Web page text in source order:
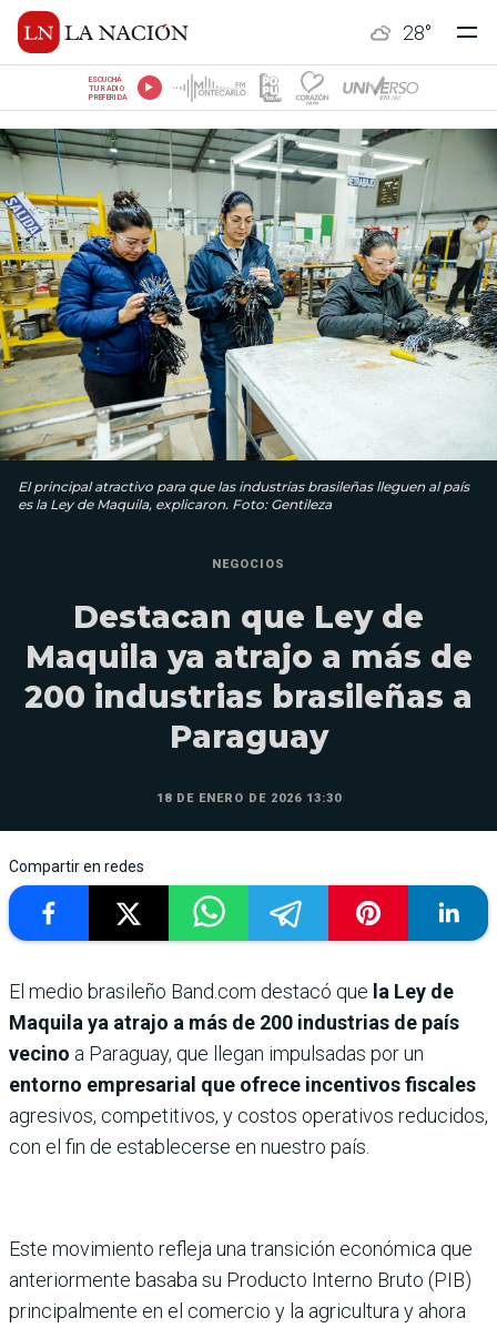
28°
ESCUCHÁ
TU RADIO
PREFERIDA
El principal atractivo para que las industrias brasileñas lleguen al país
es la Ley de Maquila, explicaron. Foto: Gentileza
NEGOCIOS
Destacan que Ley de
Maquila ya atrajo a más de
200 industrias brasileñas a
Paraguay
18 DE ENERO DE 2026 13:30
Compartir en redes
El medio brasileño Band.com destacó que la Ley de
Maquila ya atrajo a más de 200 industrias de país
vecino a Paraguay, que llegan impulsadas por un
entorno empresarial que ofrece incentivos fiscales
agresivos, competitivos, y costos operativos reducidos,
con el fin de establecerse en nuestro país.
Este movimiento refleja una transición económica que
anteriormente basaba su Producto Interno Bruto (PIB)
principalmente en el comercio y la agricultura y ahora